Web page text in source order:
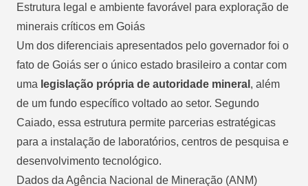
Estrutura legal e ambiente favorável para exploração de
minerais críticos em Goiás
Um dos diferenciais apresentados pelo governador foi o
fato de Goiás ser o único estado brasileiro a contar com
uma legislação própria de autoridade mineral , além
de um fundo específico voltado ao setor. Segundo
Caiado, essa estrutura permite parcerias estratégicas
para a instalação de laboratórios, centros de pesquisa e
desenvolvimento tecnológico.
Dados da Agência Nacional de Mineração (ANM)